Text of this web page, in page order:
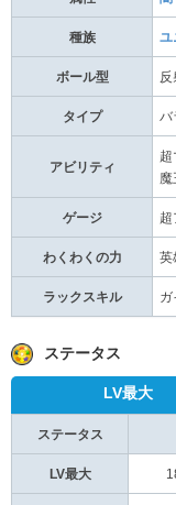
種族 ユ
ボール型 反
タイプ バ
アビリティ
超
魔
ゲージ 超
わくわくの力 英
ラックスキル ガ
ステータス
LV最大
ステータス
LV最大